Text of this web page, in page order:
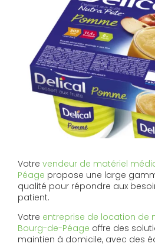
Votre vendeur de matériel
Péage propose une large
qualité pour répondre aux
patient.
Votre entreprise de location de
Bourg-de-Péage offre des
maintien à domicile, avec des